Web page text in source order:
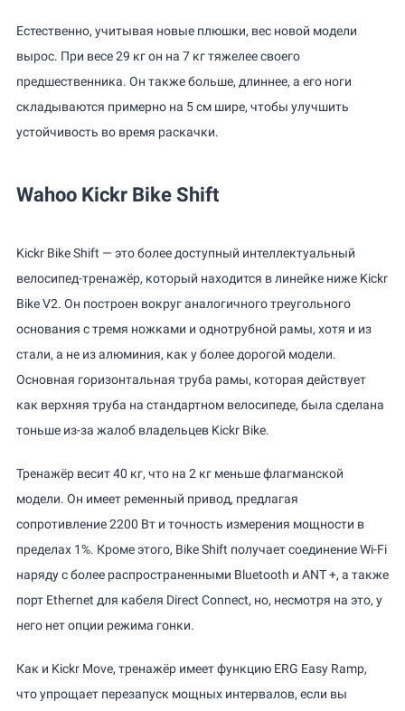
Естественно, учитывая новые плюшки, вес новой модели
вырос. При весе 29 кг он на 7 кг тяжелее своего
предшественника. Он также больше, длиннее, а его ноги
складываются примерно на 5 см шире, чтобы улучшить
устойчивость во время раскачки.
Wahoo Kickr Bike Shift
Kickr Bike Shift — это более доступный интеллектуальный
велосипед-тренажёр, который находится в линейке ниже Kickr
Bike V2. Он построен вокруг аналогичного треугольного
основания с тремя ножками и однотрубной рамы, хотя и из
стали, а не из алюминия, как у более дорогой модели.
Основная горизонтальная труба рамы, которая действует
как верхняя труба на стандартном велосипеде, была сделана
тоньше из-за жалоб владельцев Kickr Bike.
Тренажёр весит 40 кг, что на 2 кг меньше флагманской
модели. Он имеет ременный привод, предлагая
сопротивление 2200 Вт и точность измерения мощности в
пределах 1%. Кроме этого, Bike Shift получает соединение Wi-Fi
наряду с более распространенными Bluetooth и ANT +, а также
порт Ethernet для кабеля Direct Connect, но, несмотря на это, у
него нет опции режима гонки.
Как и Kickr Move, тренажёр имеет функцию ERG Easy Ramp,
что упрощает перезапуск мощных интервалов, если вы